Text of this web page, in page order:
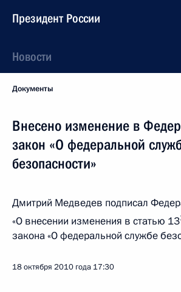
Президент России
Новости
Документы
Внесено изменение в
закон «О федеральной
безопасности»
Дмитрий Медведев подписал
«О внесении изменения в статью 13
закона «О федеральной службе
18 октября 2010 года 17:30